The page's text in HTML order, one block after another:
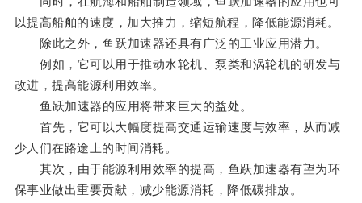
以提高船舶的速度，加大推力，缩短航程，降低能源消耗。
除此之外，鱼跃加速器还具有广泛的工业应用潜力。
例如，它可以用于推动水轮机、泵类和涡轮机的研发与
改进，提高能源利用效率。
鱼跃加速器的应用将带来巨大的益处。
首先，它可以大幅度提高交通运输速度与效率，从而减
少人们在路途上的时间消耗。
其次，由于能源利用效率的提高，鱼跃加速器有望为环
保事业做出重要贡献，减少能源消耗，降低碳排放。